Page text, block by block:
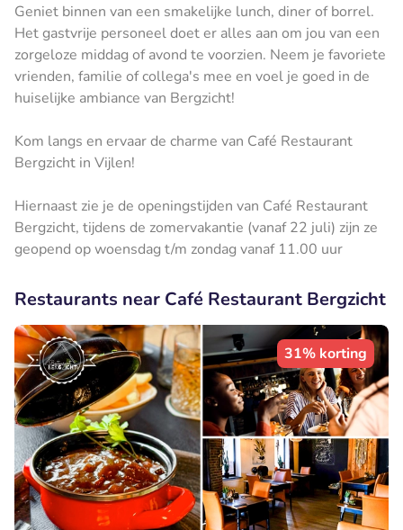
Geniet binnen van een smakelijke lunch, diner of borrel.
Het gastvrije personeel doet er alles aan om jou van een
zorgeloze middag of avond te voorzien. Neem je favoriete
vrienden, familie of collega's mee en voel je goed in de
huiselijke ambiance van Bergzicht!
Kom langs en ervaar de charme van Café Restaurant
Bergzicht in Vijlen!
Hiernaast zie je de openingstijden van Café Restaurant
Bergzicht, tijdens de zomervakantie (vanaf 22 juli) zijn ze
geopend op woensdag t/m zondag vanaf 11.00 uur
Restaurants near Café Restaurant Bergzicht
31% korting